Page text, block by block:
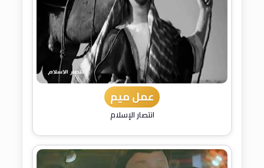
عمل ميم
انتصار الإسلام